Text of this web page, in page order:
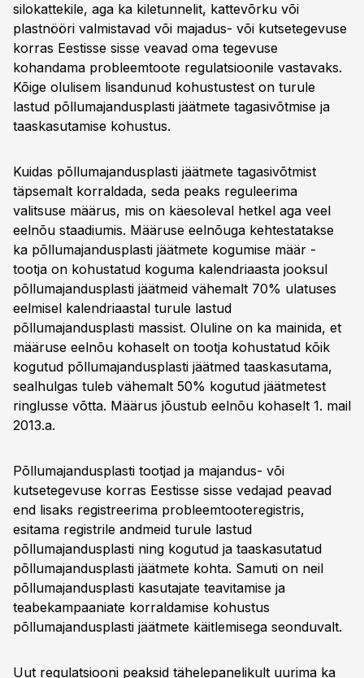
silokattekile, aga ka kiletunnelit, kattevõrku või
plastnööri valmistavad või majadus- või kutsetegevuse
korras Eestisse sisse veavad oma tegevuse
kohandama probleemtoote regulatsioonile vastavaks.
Kõige olulisem lisandunud kohustustest on turule
lastud põllumajandusplasti jäätmete tagasivõtmise ja
taaskasutamise kohustus.
Kuidas põllumajandusplasti jäätmete tagasivõtmist
täpsemalt korraldada, seda peaks reguleerima
valitsuse määrus, mis on käesoleval hetkel aga veel
eelnõu staadiumis. Määruse eelnõuga kehtestatakse
ka põllumajandusplasti jäätmete kogumise määr -
tootja on kohustatud koguma kalendriaasta jooksul
põllumajandusplasti jäätmeid vähemalt 70% ulatuses
eelmisel kalendriaastal turule lastud
põllumajandusplasti massist. Oluline on ka mainida, et
määruse eelnõu kohaselt on tootja kohustatud kõik
kogutud põllumajandusplasti jäätmed taaskasutama,
sealhulgas tuleb vähemalt 50% kogutud jäätmetest
ringlusse võtta. Määrus jõustub eelnõu kohaselt 1. mail
2013.a.
Põllumajandusplasti tootjad ja majandus- või
kutsetegevuse korras Eestisse sisse vedajad peavad
end lisaks registreerima probleemtooteregistris,
esitama registrile andmeid turule lastud
põllumajandusplasti ning kogutud ja taaskasutatud
põllumajandusplasti jäätmete kohta. Samuti on neil
põllumajandusplasti kasutajate teavitamise ja
teabekampaaniate korraldamise kohustus
põllumajandusplasti jäätmete käitlemisega seonduvalt.
Uut regulatsiooni peaksid tähelepanelikult uurima ka